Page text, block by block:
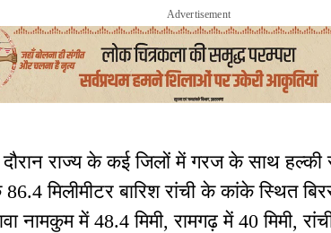
Advertisement
राज्य के कई जिलों में गरज के साथ हल्की
मिलीमीटर बारिश रांची के कांके स्थित
नामकुम में 48.4 मिमी, रामगढ़ में 40 मिमी,